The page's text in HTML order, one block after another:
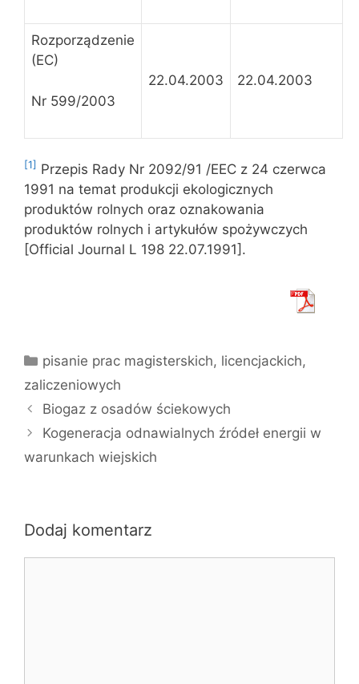
Rozporządzenie
(EC)
Nr 599/2003
22.04.2003 22.04.2003
[1] Przepis Rady Nr 2092/91 /EEC z 24 czerwca
1991 na temat produkcji ekologicznych
produktów rolnych oraz oznakowania
produktów rolnych i artykułów spożywczych
[Official Journal L 198 22.07.1991].
Kategorie
pisanie prac magisterskich, licencjackich,
zaliczeniowych
Biogaz z osadów ściekowych
Kogeneracja odnawialnych źródeł energii w
warunkach wiejskich
Dodaj komentarz